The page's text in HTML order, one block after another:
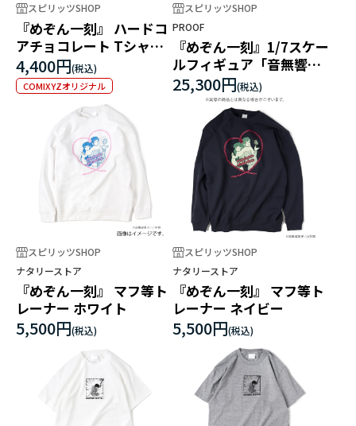
スピリッツSHOP
『めぞん一刻』 ハードコ
アチョコレート Tシャツ
ライトピンク スピリッツ
SHOPオリジナル
4,400円
COMIXYZオリジナル
スピリッツSHOP
PROOF
『めぞん一刻』1/7スケー
ルフィギュア「音無響子
with 惣一郎さん」
25,300円
スピリッツSHOP
ナタリーストア
『めぞん一刻』 マフ等ト
レーナー ホワイト
5,500円
スピリッツSHOP
ナタリーストア
『めぞん一刻』 マフ等ト
レーナー ネイビー
5,500円